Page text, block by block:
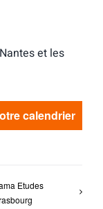
et les
calendrier
Etudes